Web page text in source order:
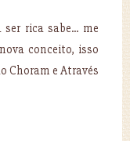
ser rica sabe... me
conceito, isso
Choram e Através